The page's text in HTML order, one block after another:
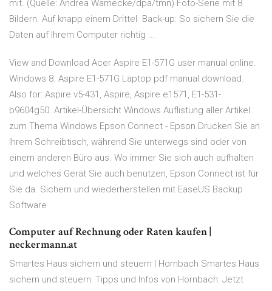
mit. (Quelle: Andrea Warnecke/dpa/tmn) Foto-Serie mit 8
Bildern. Auf knapp einem Drittel Back-up: So sichern Sie die
Daten auf Ihrem Computer richtig ...
View and Download Acer Aspire E1-571G user manual online.
Windows 8. Aspire E1-571G Laptop pdf manual download.
Also for: Aspire v5-431, Aspire, Aspire e1571, E1-531-
b9604g50. Artikel-Übersicht Windows Auflistung aller Artikel
zum Thema Windows Epson Connect - Epson Drucken Sie an
Ihrem Schreibtisch, während Sie unterwegs sind oder von
einem anderen Büro aus. Wo immer Sie sich auch aufhalten
und welches Gerät Sie auch benutzen, Epson Connect ist für
Sie da. Sichern und wiederherstellen mit EaseUS Backup
Software
Computer auf Rechnung oder Raten kaufen |
neckermann.at
Smartes Haus sichern und steuern | Hornbach Smartes Haus
sichern und steuern: Tipps und Infos von Hornbach: Jetzt